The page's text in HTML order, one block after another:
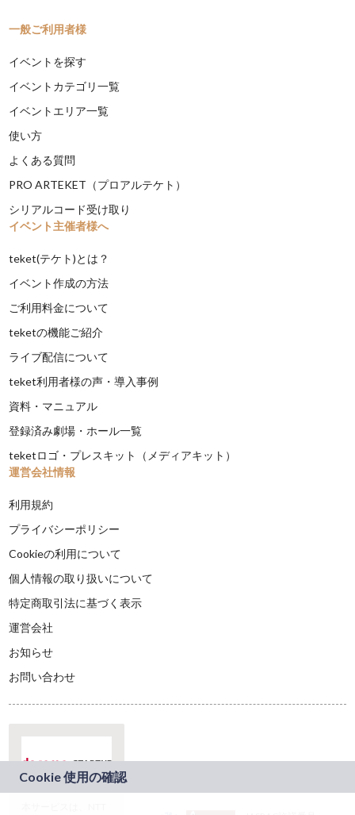
一般ご利用者様
イベントを探す
イベントカテゴリ一覧
イベントエリア一覧
使い方
よくある質問
PRO ARTEKET（プロアルテケト）
シリアルコード受け取り
イベント主催者様へ
teket(テケト)とは？
イベント作成の方法
ご利用料金について
teketの機能ご紹介
ライブ配信について
teket利用者様の声・導入事例
資料・マニュアル
登録済み劇場・ホール一覧
teketロゴ・プレスキット（メディアキット）
運営会社情報
利用規約
プライバシーポリシー
Cookieの利用について
個人情報の取り扱いについて
特定商取引法に基づく表示
運営会社
お知らせ
お問い合わせ